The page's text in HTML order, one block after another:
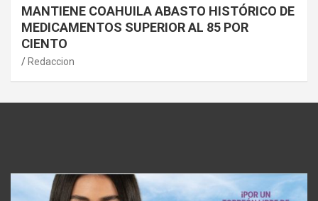
MANTIENE COAHUILA ABASTO HISTÓRICO DE
MEDICAMENTOS SUPERIOR AL 85 POR
CIENTO
Redaccion